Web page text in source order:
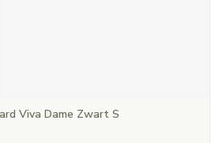
Viva Dame Zwart S